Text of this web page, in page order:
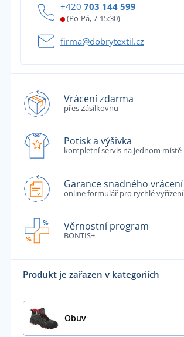
+420 703 144 599
(Po-Pá, 7-15:30)
firma@dobrytextil.cz
Vrácení zdarma
přes Zásilkovnu
Potisk a výšivka
kompletní servis na jednom místě
Garance snadného vrácení
online formulář pro rychlé vyřízení
Věrnostní program
BONTIS+
Produkt je zařazen v kategoriích
Obuv